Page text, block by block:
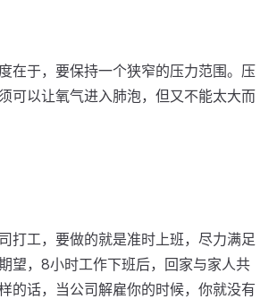
在于，要保持一个狭窄的压力范围。压
可以让氧气进入肺泡，但又不能太大而
打工，要做的就是准时上班，尽力满足
望，8小时工作下班后，回家与家人共
的话，当公司解雇你的时候，你就没有